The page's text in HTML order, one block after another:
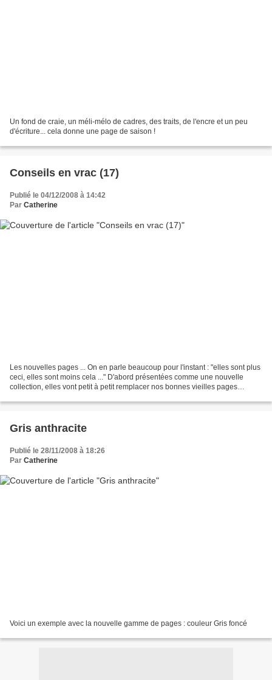
Un fond de craie, un méli-mélo de cadres, des traits, de l'encre et un peu
d'écriture... cela donne une page de saison !
Conseils en vrac (17)
Publié le 04/12/2008 à 14:42
Par Catherine
Les nouvelles pages ... On en parle beaucoup pour l'instant : "elles sont plus
ceci, elles sont moins cela ..." D'abord présentées comme une nouvelle
collection, elles vont petit à petit remplacer nos bonnes vieilles pages
Gris anthracite
Publié le 28/11/2008 à 18:26
Par Catherine
Voici un exemple avec la nouvelle gamme de pages : couleur Gris foncé